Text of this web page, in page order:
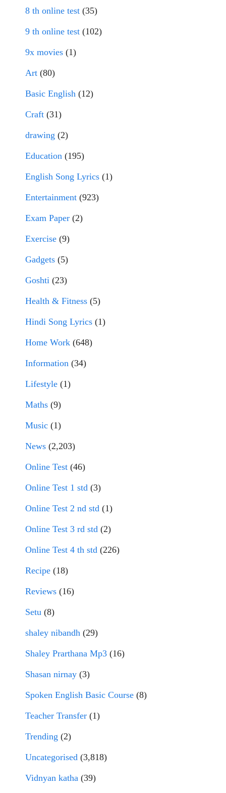
8 th online test (35)
9 th online test (102)
9x movies (1)
Art (80)
Basic English (12)
Craft (31)
drawing (2)
Education (195)
English Song Lyrics (1)
Entertainment (923)
Exam Paper (2)
Exercise (9)
Gadgets (5)
Goshti (23)
Health & Fitness (5)
Hindi Song Lyrics (1)
Home Work (648)
Information (34)
Lifestyle (1)
Maths (9)
Music (1)
News (2,203)
Online Test (46)
Online Test 1 std (3)
Online Test 2 nd std (1)
Online Test 3 rd std (2)
Online Test 4 th std (226)
Recipe (18)
Reviews (16)
Setu (8)
shaley nibandh (29)
Shaley Prarthana Mp3 (16)
Shasan nirnay (3)
Spoken English Basic Course (8)
Teacher Transfer (1)
Trending (2)
Uncategorised (3,818)
Vidnyan katha (39)